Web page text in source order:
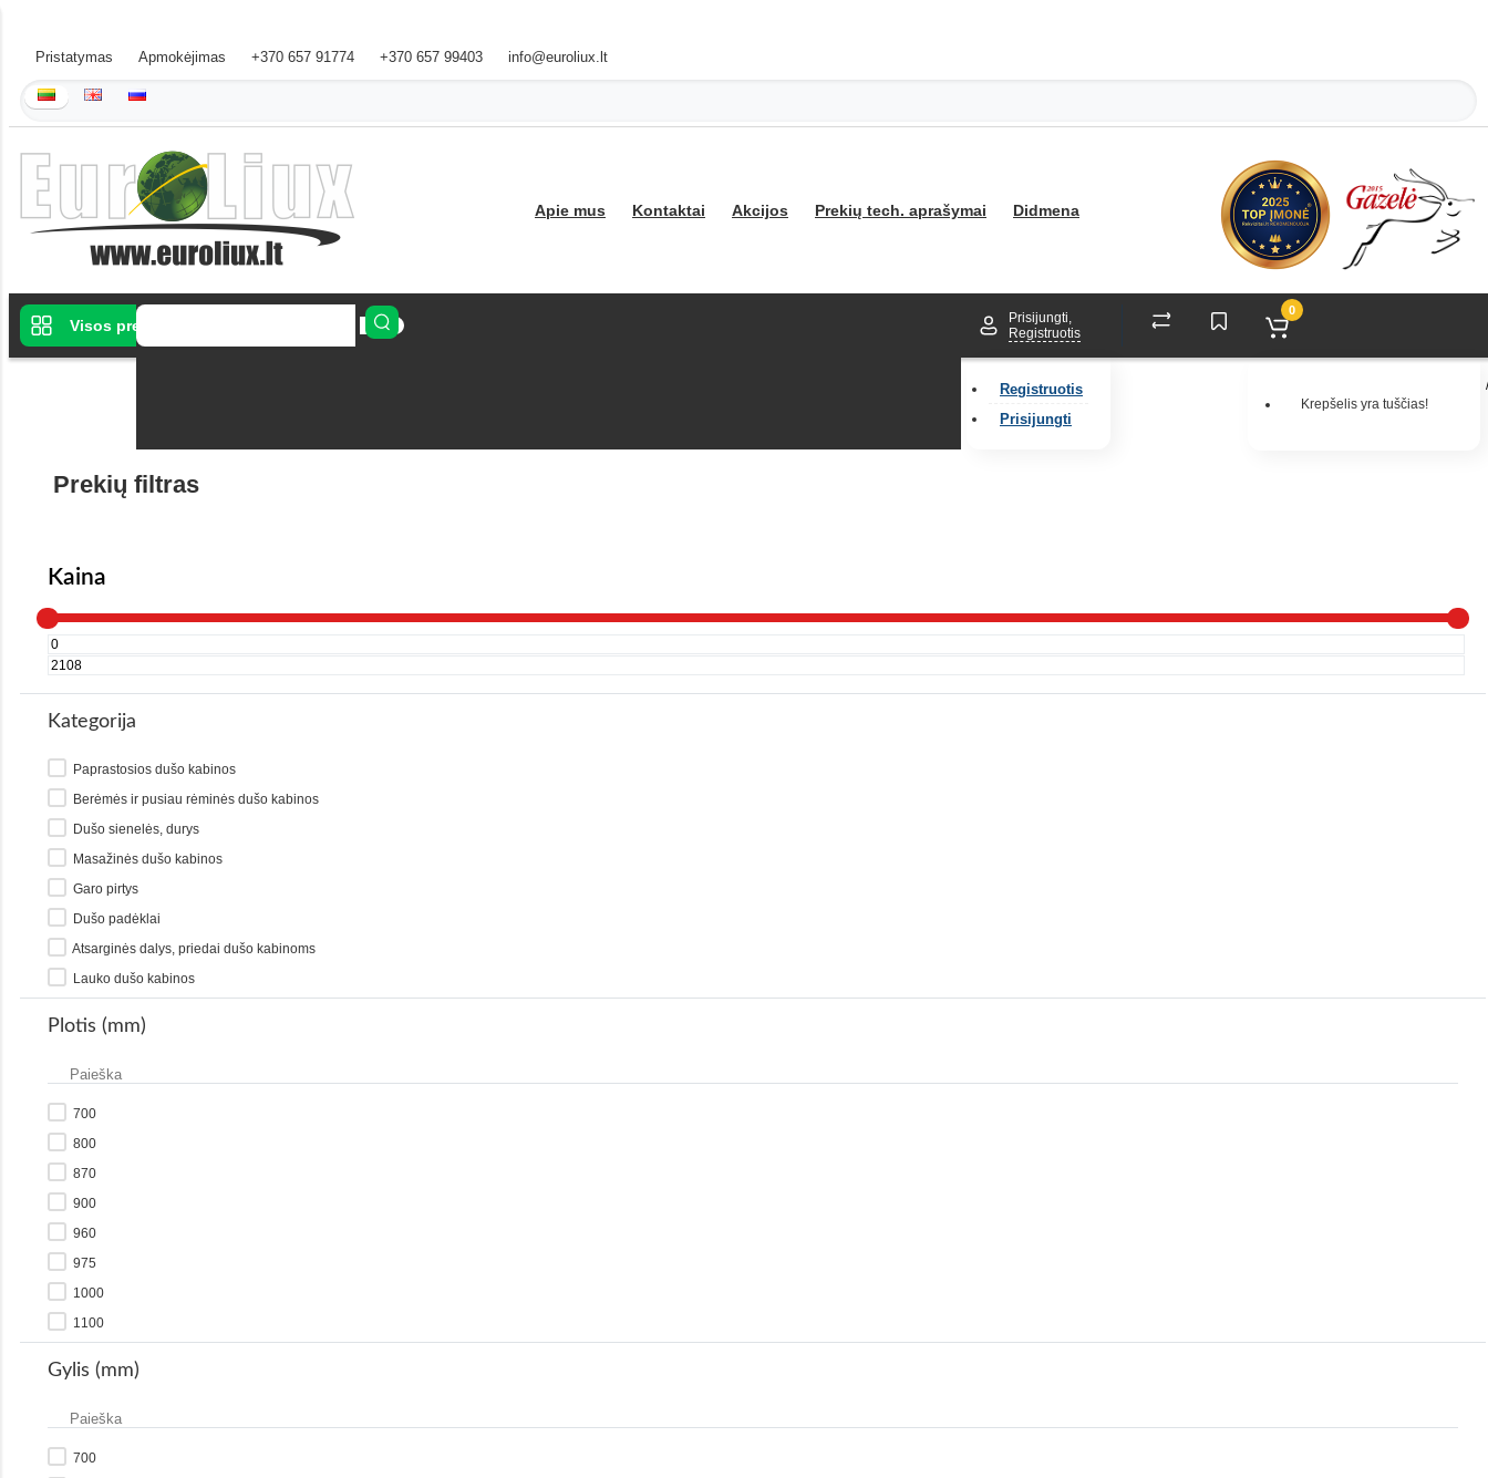
Pristatymas Apmokėjimas +370 657 91774 +370 657 99403 info@euroliux.lt
Apie mus Kontaktai Akcijos Prekių tech. aprašymai Didmena
Visos prekės
Prisijungti,
Registruotis
Registruotis
Prisijungti
0
Krepšelis yra tuščias!
Prekių filtras
Kaina
Kategorija
Paprastosios dušo kabinos
Berėmės ir pusiau rėminės dušo kabinos
Dušo sienelės, durys
Masažinės dušo kabinos
Garo pirtys
Dušo padėklai
Atsarginės dalys, priedai dušo kabinoms
Lauko dušo kabinos
Plotis (mm)
700
800
870
900
960
975
1000
1100
1200
1300
Gylis (mm)
700